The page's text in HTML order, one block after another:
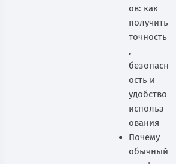
ов: как
получить
точность
,
безопасн
ость и
удобство
использ
ования
Почему
обычный